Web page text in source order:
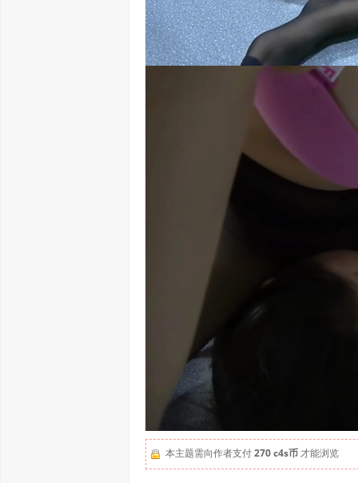
本主题需向作者支付270 c4s币才能浏览